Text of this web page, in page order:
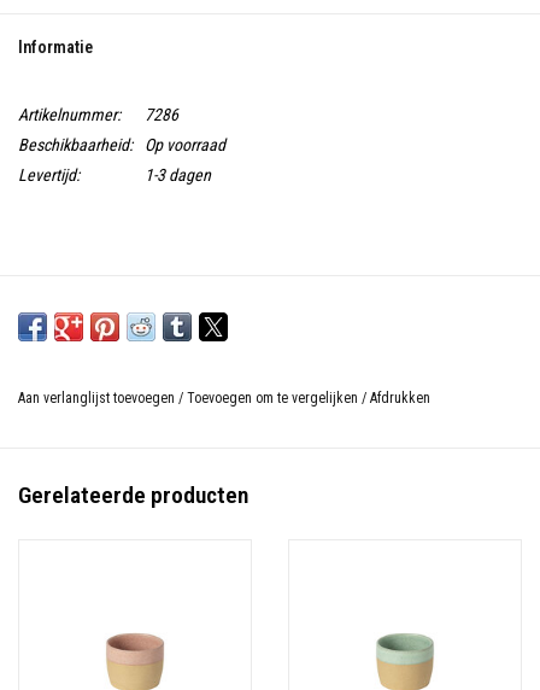
Informatie
Artikelnummer:
7286
Beschikbaarheid:
Op voorraad
Levertijd:
1-3 dagen
Aan verlanglijst toevoegen / Toevoegen om te vergelijken / Afdrukken
Gerelateerde producten